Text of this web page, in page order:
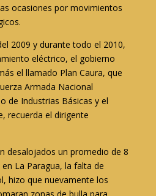
ocasiones por movimientos
2009 y durante todo el 2010,
eléctrico, el gobierno
el llamado Plan Caura, que
Armada Nacional
de Industrias Básicas y el
recuerda el dirigente
desalojados un promedio de 8
La Paragua, la falta de
hizo que nuevamente los